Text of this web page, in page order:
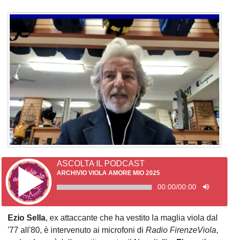
ASCOLTA IL PODCAST
ARCHIVIO VIOLA AMORE MIO 2025
00:00/00:00
Ezio Sella, ex attaccante che ha vestito la maglia viola dal
'77 all'80, è intervenuto ai microfoni di Radio FirenzeViola,